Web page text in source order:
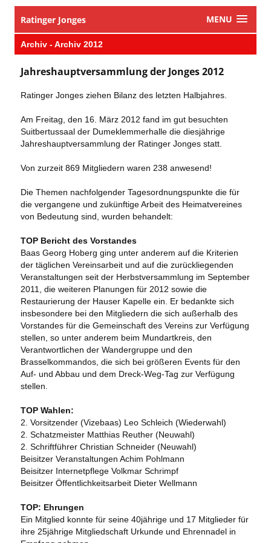
Ratinger Jonges MENU
Archiv - Archiv 2012
Jahreshauptversammlung der Jonges 2012
Ratinger Jonges ziehen Bilanz des letzten Halbjahres.
Am Freitag, den 16. März 2012 fand im gut besuchten
Suitbertussaal der Dumeklemmerhalle die diesjährige
Jahreshauptversammlung der Ratinger Jonges statt.
Von zurzeit 869 Mitgliedern waren 238 anwesend!
Die Themen nachfolgender Tagesordnungspunkte die für
die vergangene und zukünftige Arbeit des Heimatvereines
von Bedeutung sind, wurden behandelt:
TOP Bericht des Vorstandes
Baas Georg Hoberg ging unter anderem auf die Kriterien
der täglichen Vereinsarbeit und auf die zurückliegenden
Veranstaltungen seit der Herbstversammlung im September
2011, die weiteren Planungen für 2012 sowie die
Restaurierung der Hauser Kapelle ein. Er bedankte sich
insbesondere bei den Mitgliedern die sich außerhalb des
Vorstandes für die Gemeinschaft des Vereins zur Verfügung
stellen, so unter anderem beim Mundartkreis, den
Verantwortlichen der Wandergruppe und den
Brasselkommandos, die sich bei größeren Events für den
Auf- und Abbau und dem Dreck-Weg-Tag zur Verfügung
stellen.
TOP Wahlen:
2. Vorsitzender (Vizebaas) Leo Schleich (Wiederwahl)
2. Schatzmeister Matthias Reuther (Neuwahl)
2. Schriftführer Christian Schneider (Neuwahl)
Beisitzer Veranstaltungen Achim Pohlmann
Beisitzer Internetpflege Volkmar Schrimpf
Beisitzer Öffentlichkeitsarbeit Dieter Wellmann
TOP: Ehrungen
Ein Mitglied konnte für seine 40jährige und 17 Mitglieder für
ihre 25jährige Mitgliedschaft Urkunde und Ehrennadel in